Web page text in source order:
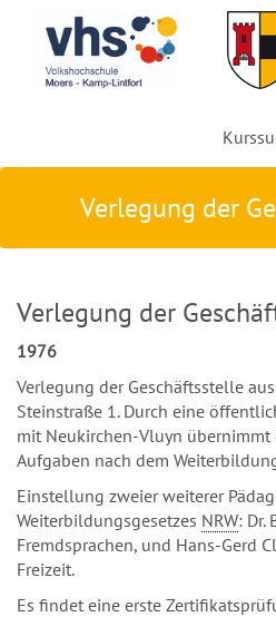
Verlegung der
Verlegung der
1976
Verlegung der Geschäftsstelle
Steinstraße 1. Durch eine
mit Neukirchen-Vluyn übernimmt
Aufgaben nach dem
Einstellung zweier weiterer
Weiterbildungsgesetzes NRW: Dr.
Fremdsprachen, und Hans-Gerd
Freizeit.
Es findet eine erste